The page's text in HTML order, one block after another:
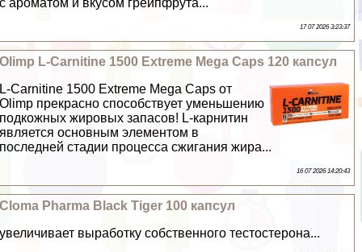
17 07 2026 3:23:37
Olimp L-Carnitine 1500 Extreme Mega Caps 120 капсул
L-Carnitine 1500 Extreme Mega Caps от
Olimp прекрасно способствует уменьшению
подкожных жировых запасов! L-карнитин
является основным элементом в
последней стадии процесса сжигания жира...
16 07 2026 14:20:43
Cloma Pharma Black Tiger 100 капсул
увеличивает выработку собственного тестостерона...